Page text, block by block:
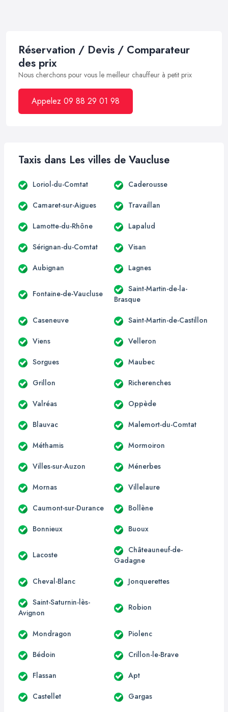
Réservation / Devis / Comparateur
des prix
Nous cherchons pour vous le meilleur chauffeur à petit prix
Appelez 09 88 29 01 98
Taxis dans Les villes de Vaucluse
Loriol-du-Comtat Caderousse
Camaret-sur-Aigues Travaillan
Lamotte-du-Rhône Lapalud
Sérignan-du-Comtat Visan
Aubignan Lagnes
Fontaine-de-Vaucluse
Saint-Martin-de-la-
Brasque
Caseneuve Saint-Martin-de-Castillon
Viens Velleron
Sorgues Maubec
Grillon Richerenches
Valréas Oppède
Blauvac Malemort-du-Comtat
Méthamis Mormoiron
Villes-sur-Auzon Ménerbes
Mornas Villelaure
Caumont-sur-Durance Bollène
Bonnieux Buoux
Lacoste
Châteauneuf-de-
Gadagne
Cheval-Blanc Jonquerettes
Saint-Saturnin-lès-
Avignon
Robion
Mondragon Piolenc
Bédoin Crillon-le-Brave
Flassan Apt
Castellet Gargas